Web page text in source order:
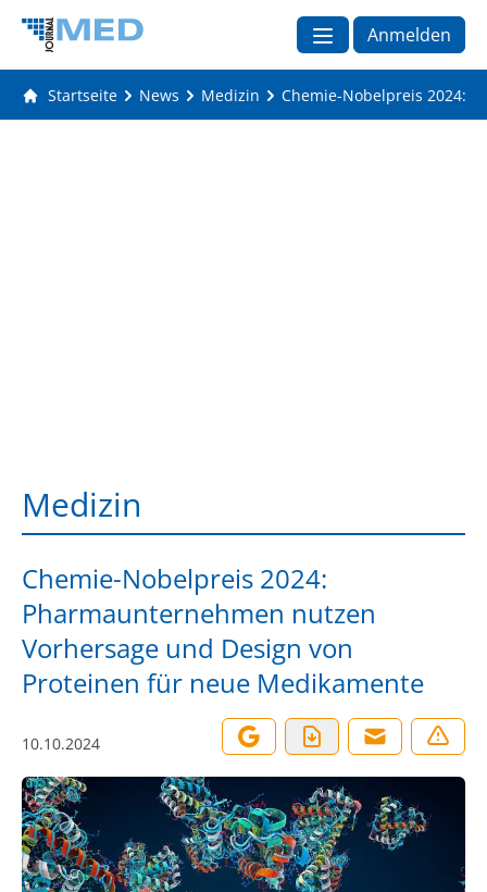
Anmelden
Startseite News Medizin Chemie-Nobelpreis 2024:
Medizin
Chemie-Nobelpreis 2024:
Pharmaunternehmen nutzen
Vorhersage und Design von
Proteinen für neue Medikamente
10.10.2024